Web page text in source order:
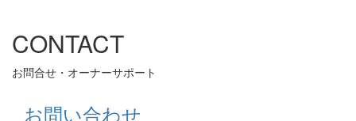
CONTACT
お問合せ・オーナーサポート
お問い合わせ